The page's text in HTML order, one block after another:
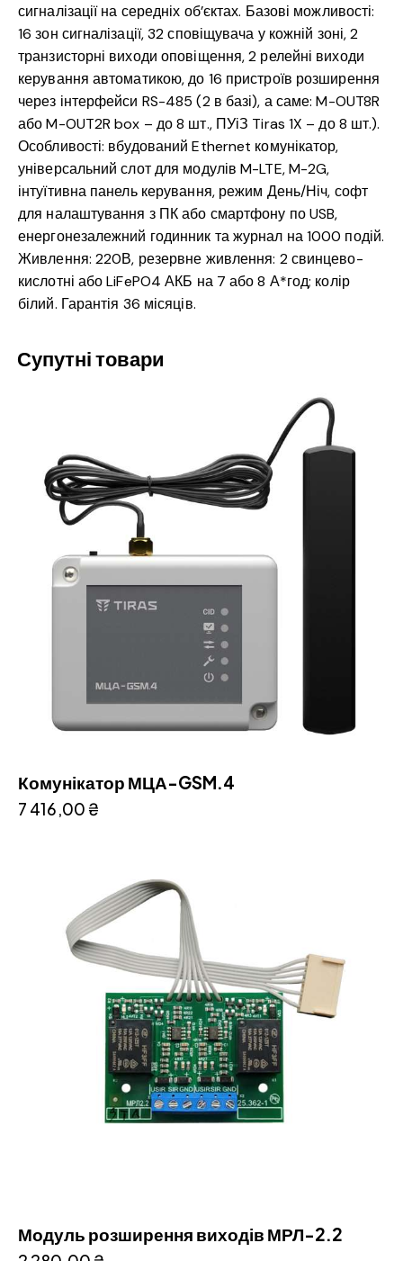
сигналізації на середніх об’єктах. Базові можливості:
16 зон сигналізації, 32 сповіщувача у кожній зоні, 2
транзисторні виходи оповіщення, 2 релейні виходи
керування автоматикою, до 16 пристроїв розширення
через інтерфейси RS-485 (2 в базі), а саме: M-OUT8R
або M-OUT2R box – до 8 шт., ПУіЗ Tiras 1X – до 8 шт.).
Особливості: вбудований Ethernet комунікатор,
універсальний слот для модулів M-LTE, M-2G,
інтуїтивна панель керування, режим День/Ніч, софт
для налаштування з ПК або смартфону по USB,
енергонезалежний годинник та журнал на 1000 подій.
Живлення: 220В, резервне живлення: 2 свинцево-
кислотні або LiFePO4 АКБ на 7 або 8 А*год; колір
білий. Гарантія 36 місяців.
Супутні товари
Комунікатор МЦА-GSM.4
7 416,00₴
Модуль розширення виходів МРЛ-2.2